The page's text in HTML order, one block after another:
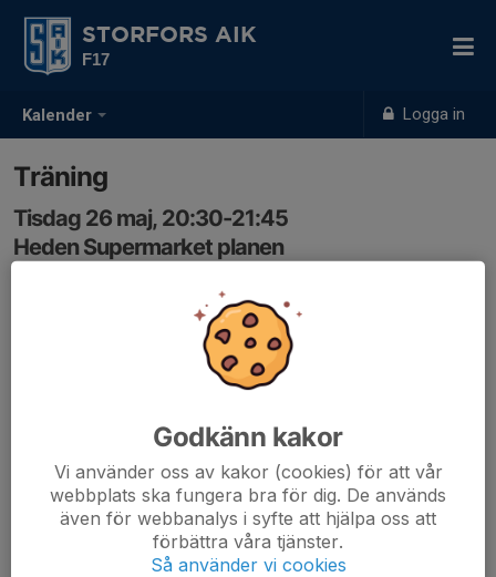
Kalender Logga in
STORFORS AIK
F17
Träning
Tisdag 26 maj, 20:30-21:45
Heden Supermarket planen
Samling: 20:20, Omklädningsrummet
Godkänn kakor
Vi använder oss av kakor (cookies) för att vår
webbplats ska fungera bra för dig. De används
även för webbanalys i syfte att hjälpa oss att
förbättra våra tjänster.
Så använder vi cookies